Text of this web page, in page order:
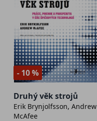
- 10 %
Druhý věk strojů
Erik Brynjolfsson, Andrew
McAfee